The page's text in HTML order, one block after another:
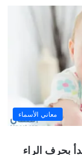
معاني الأسماء
بحرف الراء